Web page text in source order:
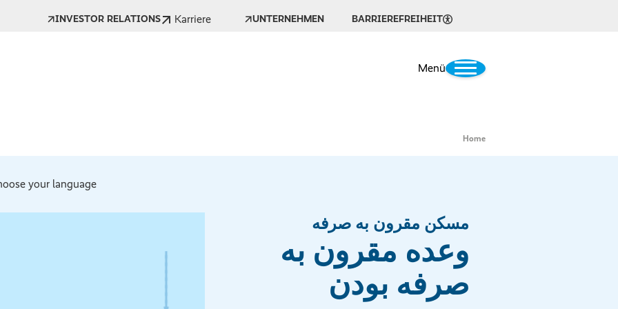
BARRIEREFREIHEIT
UNTERNEHMEN
Karriere
INVESTOR RELATIONS
Menü
Home
your language *
مسکن مقرون به صرفه
وعده مقرون به
صرفه بودن